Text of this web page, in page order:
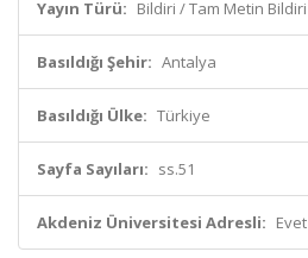
Yayın Türü: Bildiri / Tam Metin Bildiri
Basıldığı Şehir: Antalya
Basıldığı Ülke: Türkiye
Sayfa Sayıları: ss.51
Akdeniz Üniversitesi Adresli: Evet